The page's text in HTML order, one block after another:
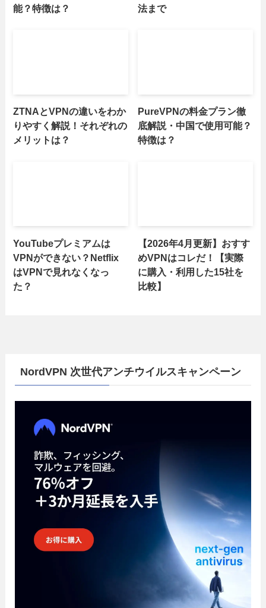
能？特徴は？ 法まで
ZTNAとVPNの違いをわか
りやすく解説！それぞれの
メリットは？
PureVPNの料金プラン徹
底解説・中国で使用可能？
特徴は？
YouTubeプレミアムは
VPNができない？Netflix
はVPNで見れなくなっ
た？
【2026年4月更新】おすす
めVPNはコレだ！【実際
に購入・利用した15社を
比較】
NordVPN 次世代アンチウイルスキャンペーン